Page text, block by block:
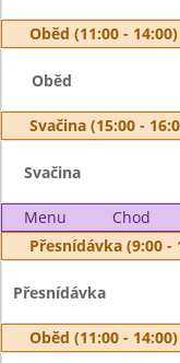
Oběd (11:00 - 14:00)
Oběd
Svačina (15:00 -
Svačina
Menu Chod
Přesnídávka (9:00 -
Přesnídávka
Oběd (11:00 - 14:00)